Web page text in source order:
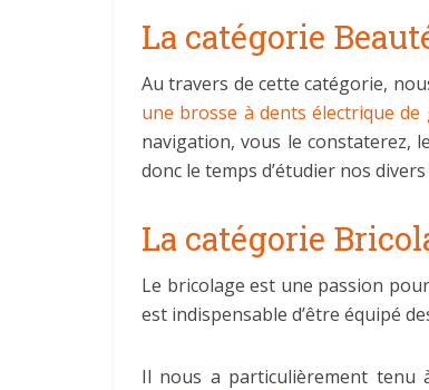
La catégorie
Au travers de cette catégorie,
une brosse à dents électrique de
navigation, vous le constaterez,
donc le temps d’étudier nos
La catégorie
Le bricolage est une passion
est indispensable d’être équipé
Il nous a particulièrement